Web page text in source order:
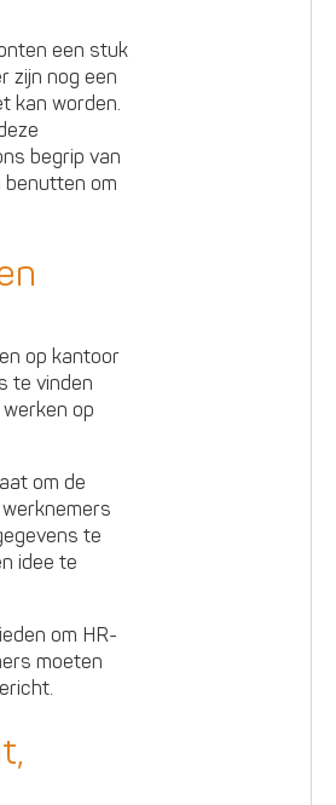
een stuk
zijn nog een
kan worden.
begrip van
benutten om
op kantoor
te vinden
op
om de
te
idee te
om HR-
moeten